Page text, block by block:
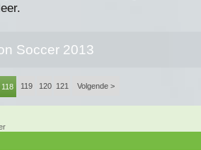
Soccer 2013
118 119 120 121 Volgende >